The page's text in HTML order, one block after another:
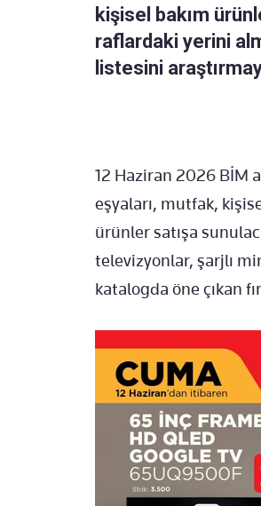
kişisel bakım
raflardaki yerini
listesini
12 Haziran 2026 BİM
eşyaları, mutfak,
ürünler satışa
televizyonlar, şarjlı
katalogda öne çıkan